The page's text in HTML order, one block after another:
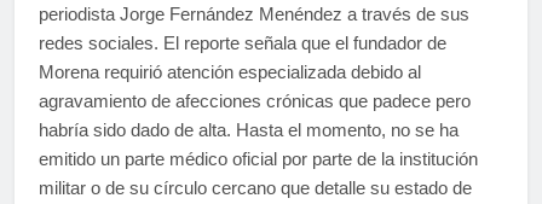
periodista Jorge Fernández Menéndez a través de sus
redes sociales. El reporte señala que el fundador de
Morena requirió atención especializada debido al
agravamiento de afecciones crónicas que padece pero
habría sido dado de alta. Hasta el momento, no se ha
emitido un parte médico oficial por parte de la institución
militar o de su círculo cercano que detalle su estado de